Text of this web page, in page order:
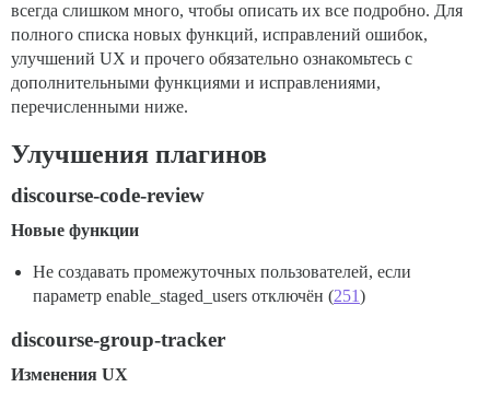
всегда слишком много, чтобы описать их все подробно. Для
полного списка новых функций, исправлений ошибок,
улучшений UX и прочего обязательно ознакомьтесь с
дополнительными функциями и исправлениями,
перечисленными ниже.
Улучшения плагинов
discourse-code-review
Новые функции
Не создавать промежуточных пользователей, если
параметр enable_staged_users отключён (251)
discourse-group-tracker
Изменения UX